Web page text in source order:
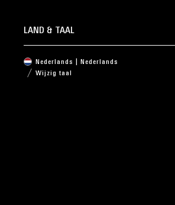
LAND & TAAL
Nederlands | Nederlands
Wijzig taal